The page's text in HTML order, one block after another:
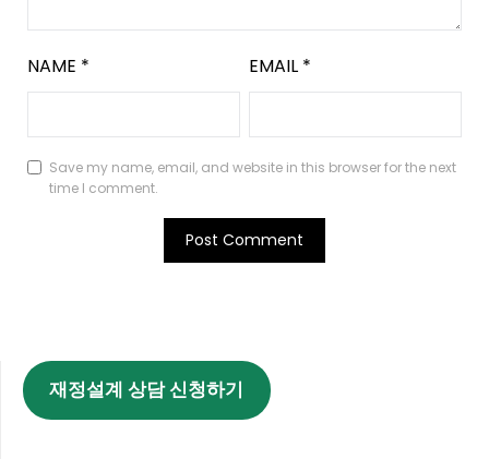
NAME * EMAIL *
Save my name, email, and website in this browser for the next
time I comment.
재정설계 상담 신청하기